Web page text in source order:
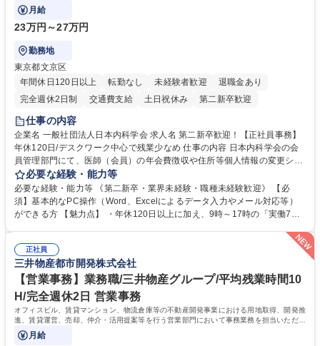
などにも幅広く携わっていただきます。
月給
23万円～27万円
勤務地
東京都文京区
年間休日120日以上
転勤なし 未経験者歓迎
退職金あり
完全週休2日制
交通費支給 土日祝休み 第二新卒歓迎
仕事の内容
企業名 一般社団法人日本内科学会 求人名 第二新卒歓迎！【正社員事務】
年休120日/デスクワーク中心で残業少なめ 仕事の内容 日本内科学会の会
員管理部門にて、医師（会員）の年会費徴収や住所等個人情報の変更シス
テム入力、電話・FAX対応をお任せします。将来的には、各種委員会の運
営事務局業務などにも幅広く携わっていただきます。 【会員管理・データ
入力業務】 ・医師（会員）の住所変更、個人情報のシステム登録・更新
・年会費の徴収管理や入金データの照合確認 【問い合わせ対応】 ・会員
年休120日/デスクワーク中心で残業少なめ
必要な経験・能力等
必要な経験・能力等 《第二新卒・業界未経験・職種未経験歓迎》 【必
須】基本的なPC操作（Word、Excelによるデータ入力やメール対応等）
ができる方 【魅力点】 ・年休120日以上に加え、9時～17時の「実働7時
務（各種委員会運営）】 ・学会内における各種委員会のスケジュール調
整、資料作成、当日の運営サポート 学歴・資格 学歴：大学院 大学 語学
力： 資格：
正社員
三井物産都市開発株式会社
【営業事務】業務職/三井物産グループ/平均残業時間10
H/完全週休2日 営業事務
オフィスビル、賃貸マンション、物流倉庫等の不動産開発事業における用地取得、開発推
進、賃貸運営、売却、仲介・活用提案等を行う営業部門において事務業務を担当いただき
ます。
月給